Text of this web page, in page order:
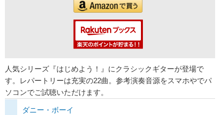
人気シリーズ『はじめよう！』にクラシックギターが登場で
す。レパートリーは充実の22曲。参考演奏音源をスマホやでパ
ソコンでご試聴いただけます。
ダニー・ボーイ